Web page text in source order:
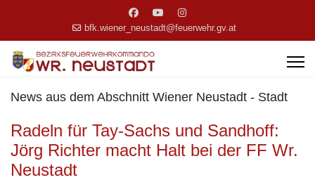
bfk.wiener_neustadt@feuerwehr.gv.at
News aus dem Abschnitt Wiener Neustadt - Stadt
Radeln für Tay-Sachs und Sandhoff:
Jörg Richter macht Halt bei der FF Wr.
Neustadt